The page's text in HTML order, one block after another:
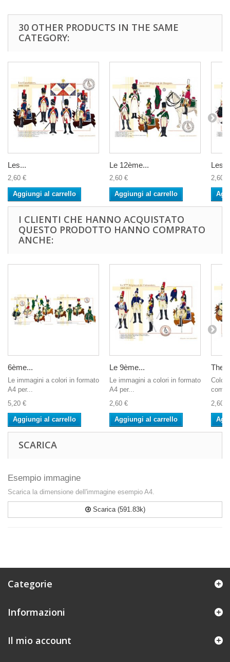
30 OTHER PRODUCTS IN THE SAME
CATEGORY:
Les...
2,60 €
Aggiungi al carrello
Le 12ème...
2,60 €
Aggiungi al carrello
Les...
2,60 €
I CLIENTI CHE HANNO ACQUISTATO
QUESTO PRODOTTO HANNO COMPRATO
ANCHE:
6ème...
Le immagini a colori in formato
A4 per...
5,20 €
Aggiungi al carrello
Le 9ème...
Le immagini a colori in formato
A4 per...
2,60 €
Aggiungi al carrello
The
2,60 €
SCARICA
Esempio immagine
Scarica la dimensione dell'immagine esempio A4.
Scarica (591.83k)
Categorie
Informazioni
Il mio account